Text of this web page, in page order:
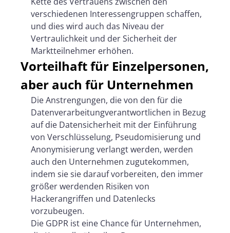
verschiedenen Interessengruppen schaffen,
und dies wird auch das Niveau der
Vertraulichkeit und der Sicherheit der
Marktteilnehmer erhöhen.
Vorteilhaft für Einzelpersonen,
aber auch für Unternehmen
Die Anstrengungen, die von den für die
Datenverarbeitungverantwortlichen in Bezug
auf die Datensicherheit mit der Einführung
von Verschlüsselung, Pseudomisierung und
Anonymisierung verlangt werden, werden
auch den Unternehmen zugutekommen,
indem sie sie darauf vorbereiten, den immer
größer werdenden Risiken von
Hackerangriffen und Datenlecks
vorzubeugen.
Die GDPR ist eine Chance für Unternehmen,